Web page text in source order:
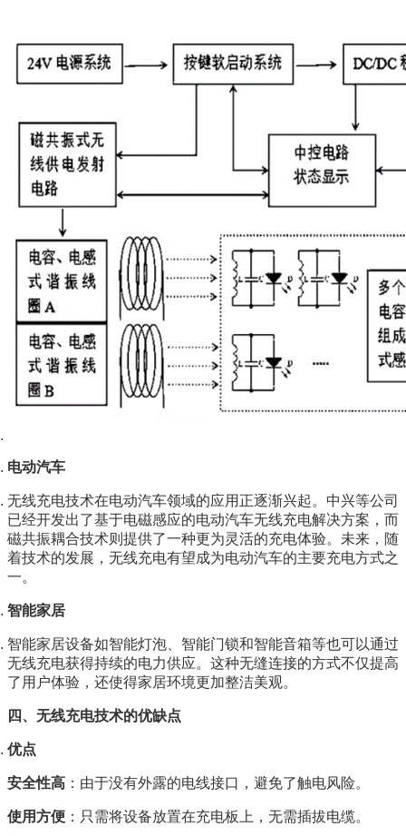
电动汽车
无线充电技术在电动汽车领域的应用正逐渐兴起。中兴等公司
已经开发出了基于电磁感应的电动汽车无线充电解决方案，而
磁共振耦合技术则提供了一种更为灵活的充电体验。未来，随
着技术的发展，无线充电有望成为电动汽车的主要充电方式之
一。
智能家居
智能家居设备如智能灯泡、智能门锁和智能音箱等也可以通过
无线充电获得持续的电力供应。这种无缝连接的方式不仅提高
了用户体验，还使得家居环境更加整洁美观。
四、无线充电技术的优缺点
优点
安全性高 ：由于没有外露的电线接口，避免了触电风险。
使用方便 ：只需将设备放置在充电板上，无需插拔电缆。